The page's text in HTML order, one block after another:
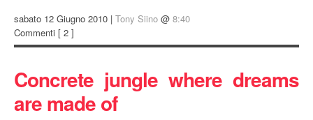
sabato 12 Giugno 2010 | Tony Siino @ 8:40
Commenti [ 2 ]
Concrete jungle where dreams
are made of